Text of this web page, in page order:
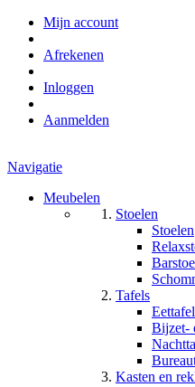
Mijn account
Afrekenen
Inloggen
Aanmelden
Navigatie
Meubelen
Stoelen
Stoelen
Tafels
Bijzet-
Kasten en